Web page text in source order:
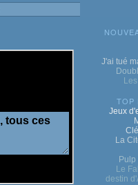
J'ai tué
TOP
Jeux
La
Pulp
Le
destin